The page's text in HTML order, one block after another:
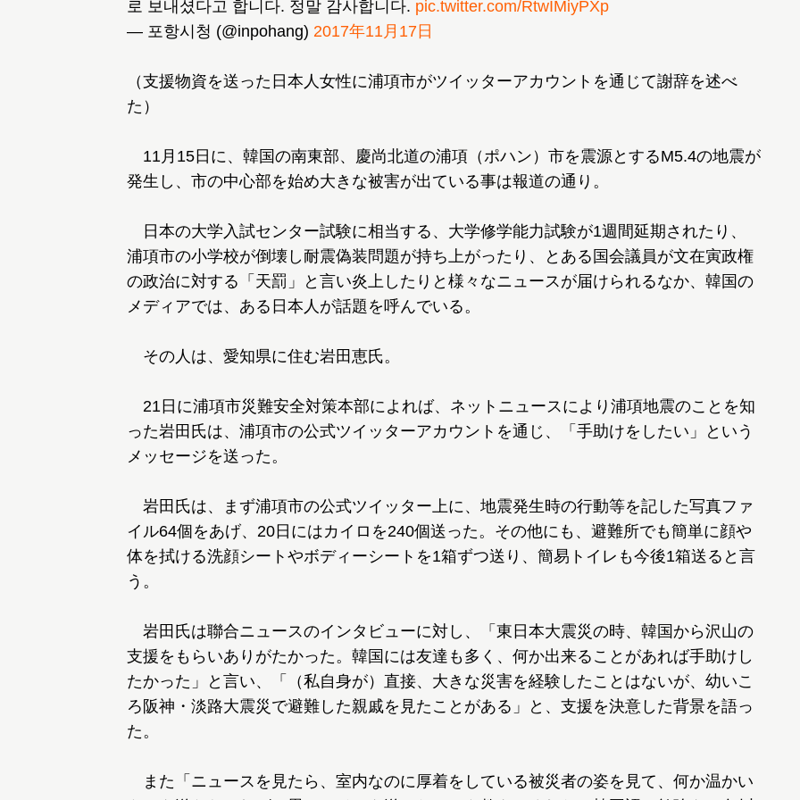
로 보내셨다고 합니다. 정말 감사합니다. pic.twitter.com/RtwIMiyPXp
— 포항시청 (@inpohang) 2017年11月17日
（支援物資を送った日本人女性に浦項市がツイッターアカウントを通じて謝辞を述べ
た）
11月15日に、韓国の南東部、慶尚北道の浦項（ポハン）市を震源とするM5.4の地震が
発生し、市の中心部を始め大きな被害が出ている事は報道の通り。
日本の大学入試センター試験に相当する、大学修学能力試験が1週間延期されたり、
浦項市の小学校が倒壊し耐震偽装問題が持ち上がったり、とある国会議員が文在寅政権
の政治に対する「天罰」と言い炎上したりと様々なニュースが届けられるなか、韓国の
メディアでは、ある日本人が話題を呼んでいる。
その人は、愛知県に住む岩田恵氏。
21日に浦項市災難安全対策本部によれば、ネットニュースにより浦項地震のことを知
った岩田氏は、浦項市の公式ツイッターアカウントを通じ、「手助けをしたい」という
メッセージを送った。
岩田氏は、まず浦項市の公式ツイッター上に、地震発生時の行動等を記した写真ファ
イル64個をあげ、20日にはカイロを240個送った。その他にも、避難所でも簡単に顔や
体を拭ける洗顔シートやボディーシートを1箱ずつ送り、簡易トイレも今後1箱送ると言
う。
岩田氏は聯合ニュースのインタビューに対し、「東日本大震災の時、韓国から沢山の
支援をもらいありがたかった。韓国には友達も多く、何か出来ることがあれば手助けし
たかった」と言い、「（私自身が）直接、大きな災害を経験したことはないが、幼いこ
ろ阪神・淡路大震災で避難した親戚を見たことがある」と、支援を決意した背景を語っ
た。
また「ニュースを見たら、室内なのに厚着をしている被災者の姿を見て、何か温かい